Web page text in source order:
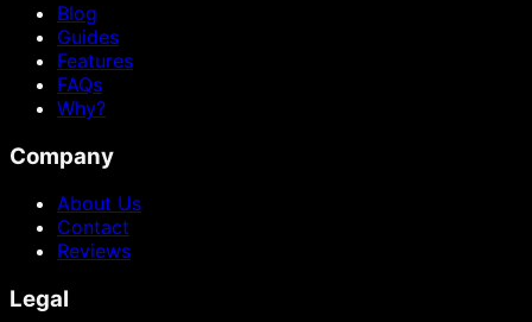
Blog
Guides
Features
FAQs
Why?
Company
About Us
Contact
Reviews
Legal